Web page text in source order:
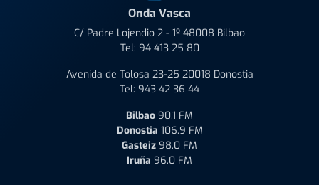
Onda Vasca
C/ Padre Lojendio 2 - 1º 48008 Bilbao
Tel: 94 413 25 80
Avenida de Tolosa 23-25 20018 Donostia
Tel: 943 42 36 44
Bilbao 90.1 FM
Donostia 106.9 FM
Gasteiz 98.0 FM
Iruña 96.0 FM